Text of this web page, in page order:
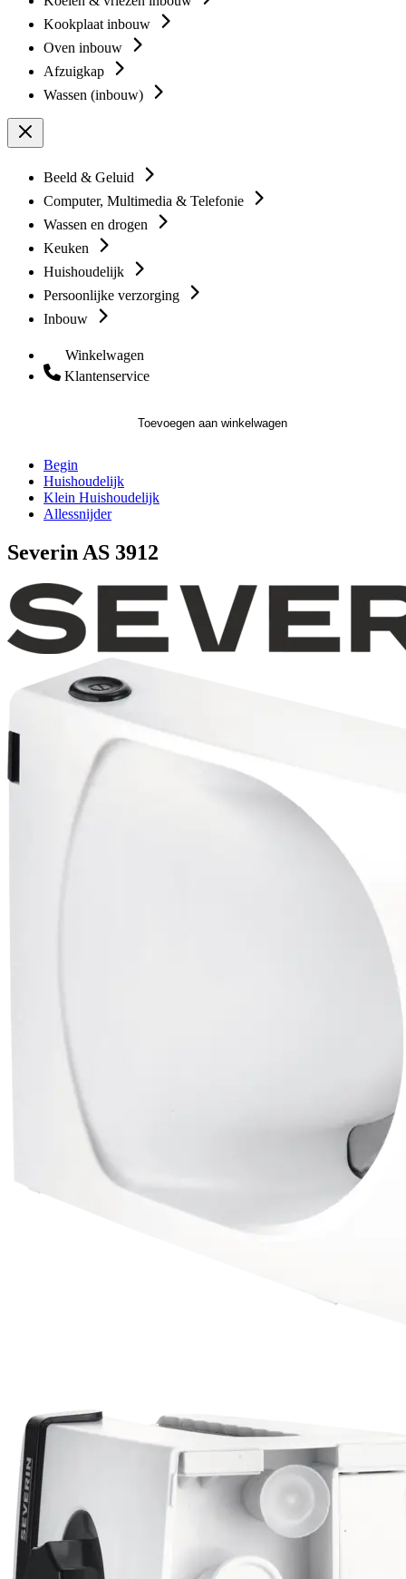
Kookplaat inbouw
Oven inbouw
Afzuigkap
Wassen (inbouw)
Beeld & Geluid
Computer, Multimedia & Telefonie
Wassen en drogen
Keuken
Huishoudelijk
Persoonlijke verzorging
Inbouw
Winkelwagen
Klantenservice
Toevoegen aan winkelwagen
Begin
Huishoudelijk
Klein Huishoudelijk
Allessnijder
Severin AS 3912